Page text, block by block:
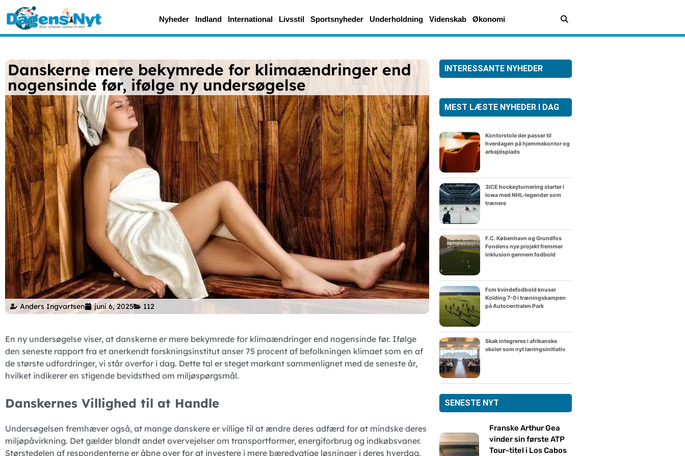
Nyheder Indland International Livsstil Sportsnyheder Underholdning Videnskab Økonomi
Danskerne mere bekymrede for klimaændringer end
nogensinde før, ifølge ny undersøgelse
Anders Ingvartsen juni 6, 2025 112
En ny undersøgelse viser, at danskerne er mere bekymrede for klimaændringer end nogensinde før. Ifølge
den seneste rapport fra et anerkendt forskningsinstitut anser 75 procent af befolkningen klimaet som en af
de største udfordringer, vi står overfor i dag. Dette tal er steget markant sammenlignet med de seneste år,
hvilket indikerer en stigende bevidsthed om miljøspørgsmål.
Danskernes Villighed til at Handle
Undersøgelsen fremhæver også, at mange danskere er villige til at ændre deres adfærd for at mindske deres
miljøpåvirkning. Det gælder blandt andet overvejelser om transportformer, energiforbrug og indkøbsvaner.
Størstedelen af respondenterne er åbne over for at investere i mere bæredygtige løsninger i deres hverdag.
INTERESSANTE NYHEDER
MEST LÆSTE NYHEDER I DAG
Kontorstole der passer til
hverdagen på hjemmekontor og
arbejdsplads
3ICE hockeyturnering starter i
Iowa med NHL-legender som
trænere
F.C. København og Grundfos
Fondens nye projekt fremmer
inklusion gennem fodbold
Fcm kvindefodbold knuser
Kolding 7-0 i træningskampen
på Autocentralen Park
Skak integreres i afrikanske
skoler som nyt læringsinitiativ
SENESTE NYT
Franske Arthur Gea
vinder sin første ATP
Tour-titel i Los Cabos